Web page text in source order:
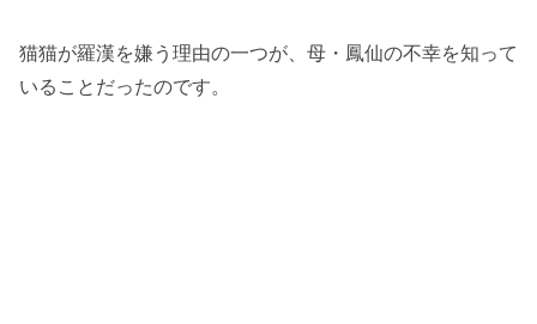
猫猫が羅漢を嫌う理由の一つが、母・鳳仙の不幸を知って
いることだったのです。